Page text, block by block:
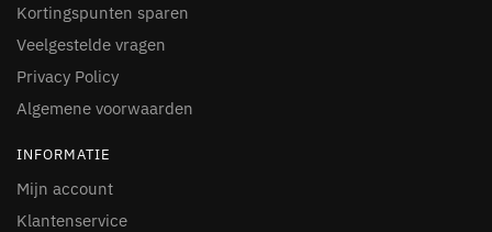
Kortingspunten sparen
Veelgestelde vragen
Privacy Policy
Algemene voorwaarden
INFORMATIE
Mijn account
Klantenservice